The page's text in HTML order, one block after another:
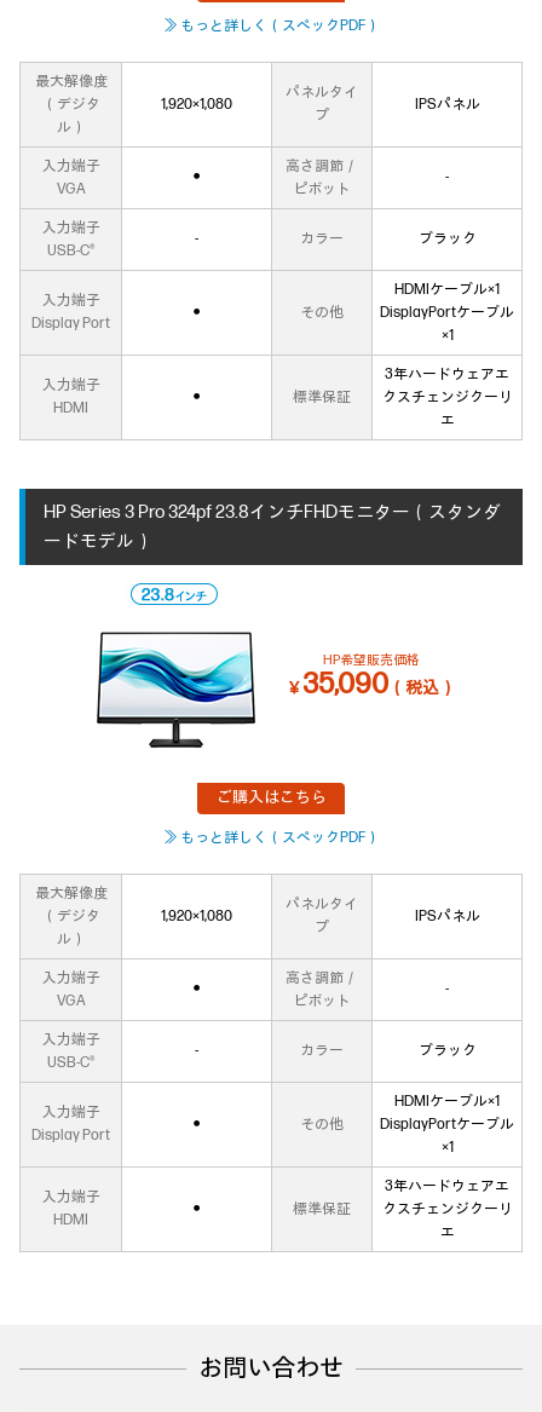
≫ もっと詳しく（スペックPDF）
最大解像度
（デジタ
ル）
1,920×1,080
パネルタイ
プ
IPSパネル
入力端子
VGA
●
高さ調節／
ピボット
‐
入力端子
USB-C®
‐ カラー ブラック
入力端子
Display Port
● その他
HDMIケーブル×1
DisplayPortケーブル
×1
入力端子
HDMI
● 標準保証
3年ハードウェアエ
クスチェンジクーリ
エ
HP Series 3 Pro 324pf 23.8インチFHDモニター（スタンダ
ードモデル）
HP希望販売価格
￥35,090 （税込）
ご購入はこちら
≫ もっと詳しく（スペックPDF）
最大解像度
（デジタ
ル）
1,920×1,080
パネルタイ
プ
IPSパネル
入力端子
VGA
●
高さ調節／
ピボット
‐
入力端子
USB-C®
‐ カラー ブラック
入力端子
Display Port
● その他
HDMIケーブル×1
DisplayPortケーブル
×1
入力端子
HDMI
● 標準保証
3年ハードウェアエ
クスチェンジクーリ
エ
お問い合わせ